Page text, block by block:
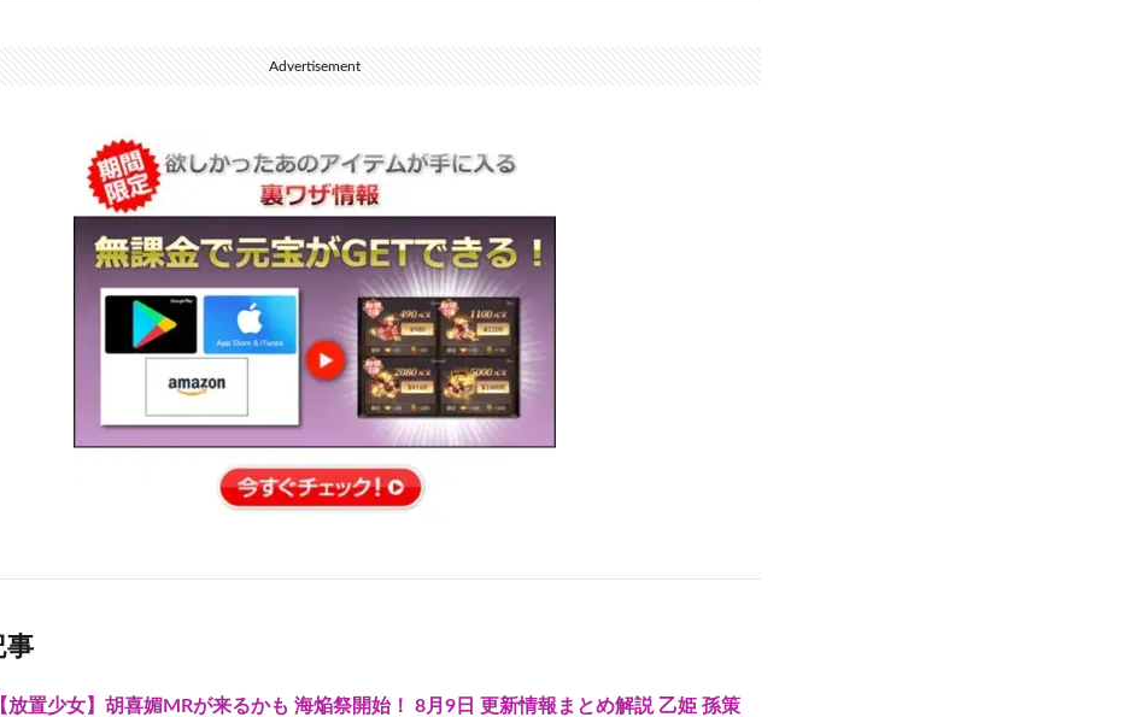
Advertisement
事
【放置少女】胡喜媚MRが来るかも 海焔祭開始！ 8月9日 更新情報まとめ解説 乙姫 孫策